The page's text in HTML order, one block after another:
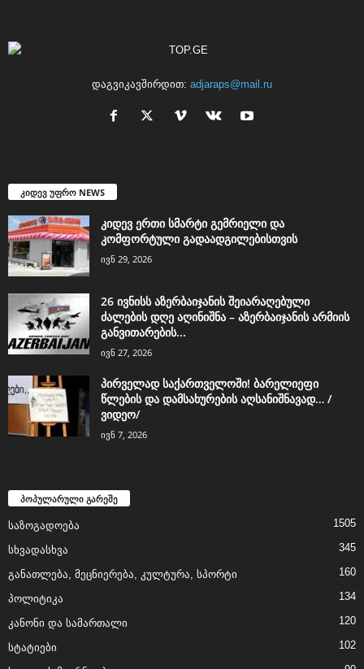
დაგვიკავშირდით: adjaraps@mail.ru
კიდევ უფრო NEWS
კიდევ ერთი სმარტი გემრიელი და
კომფორტული გადაადგილებისთვის
ივნ 29, 2026
26 ივნისს აზერბაიჯანის შეიარაღებული
ძალების დღე აღინიშნა – აზერბაიჯანის არმიის
განვითარების...
ივნ 27, 2026
პირველად საქართველოში! ბარელიეფი
წლების და დამსახურების აღსანიშნავად… /
ვიდეო/
ივნ 7, 2026
პოპულარული გარეშე
საზოგადოება 1505
სხვადასხვა 345
განათლება, მეცნიერება, კულტურა, სპორტი 160
პოლიტიკა 134
კანონი და სამართალი 120
სტატიები 102